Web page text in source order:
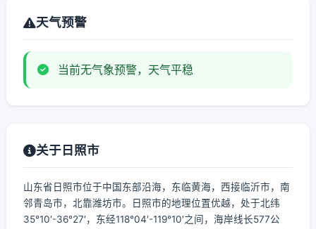
天气预警
当前无气象预警，天气平稳
关于日照市
山东省日照市位于中国东部沿海，东临黄海，西接临沂市，南
邻青岛市，北靠潍坊市。日照市的地理位置优越，处于北纬
35°10′-36°27′，东经118°04′-119°10′之间，海岸线长577公